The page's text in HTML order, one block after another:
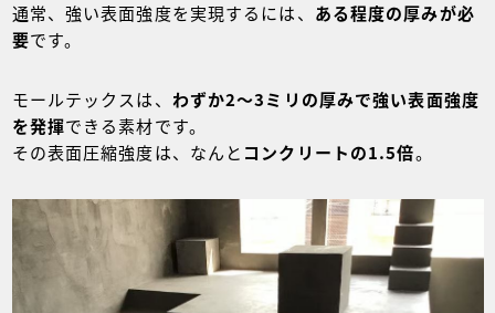
通常、強い表面強度を実現するには、 ある程度の厚みが必
要です。
モールテックスは、 わずか2～3ミリの厚みで強い表面強度
を発揮できる素材です。
その表面圧縮強度は、なんと コンクリートの1.5倍。